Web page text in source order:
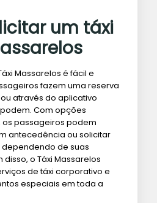
um táxi
Massarelos é fácil e
fazem uma reserva
através do aplicativo
Com opções
os passageiros podem
antecedência ou solicitar
de suas
o Táxi Massarelos
de táxi corporativo e
especiais em toda a